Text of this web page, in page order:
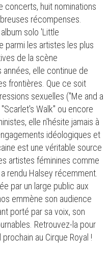
concerts, huit nominations
récompenses.
solo 'Little
parmi les artistes les plus
de la scène
elle continue de
frontières. Que ce soit
sexuelles ("Me and a
Walk" ou encore
elle n'hésite jamais à
idéologiques et
est une véritable source
artistes féminines comme
rendu Halsey récemment.
par un large public aux
emmène son audience
porté par sa voix, son
Retrouvez-la pour
au Cirque Royal !